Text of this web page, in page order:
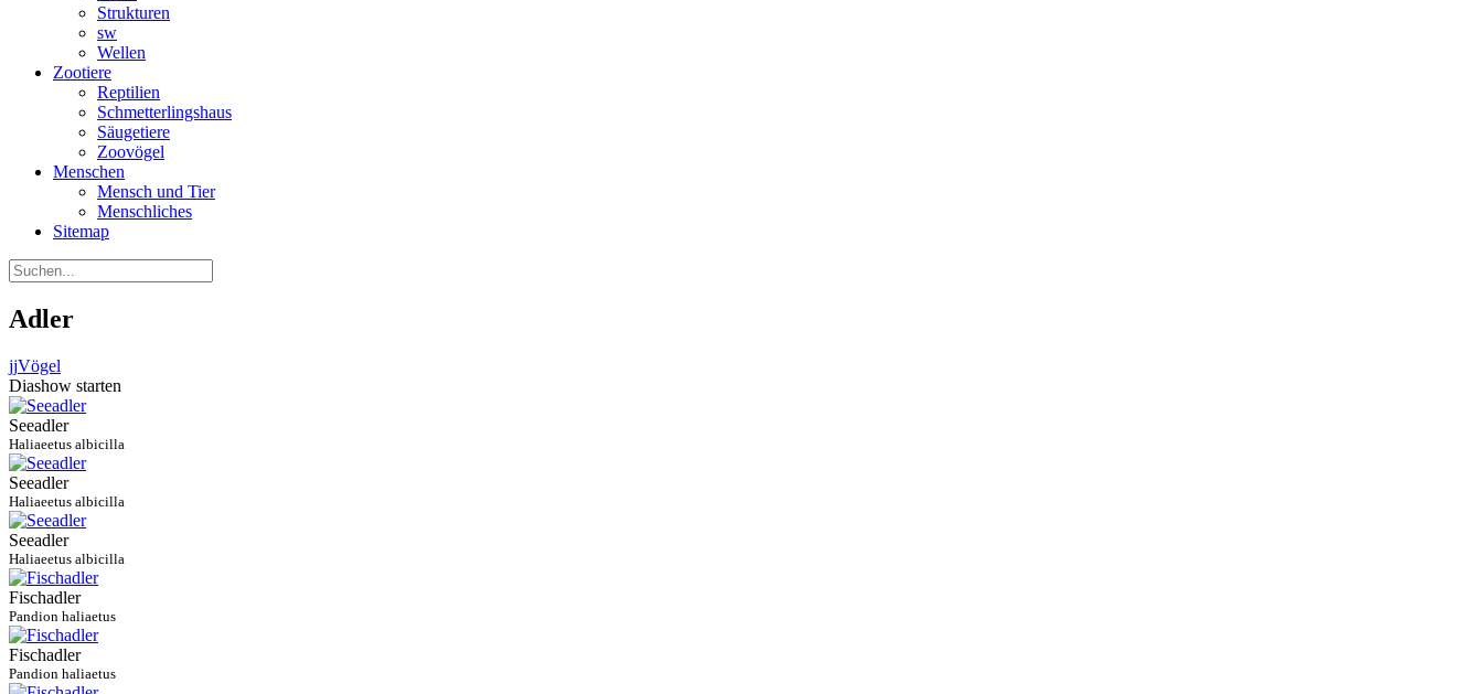
Strukturen
sw
Wellen
Zootiere
Reptilien
Schmetterlingshaus
Säugetiere
Zoovögel
Menschen
Mensch und Tier
Menschliches
Sitemap
Adler
jjVögel
Diashow starten
Seeadler
Haliaeetus albicilla
Seeadler
Haliaeetus albicilla
Seeadler
Haliaeetus albicilla
Fischadler
Pandion haliaetus
Fischadler
Pandion haliaetus